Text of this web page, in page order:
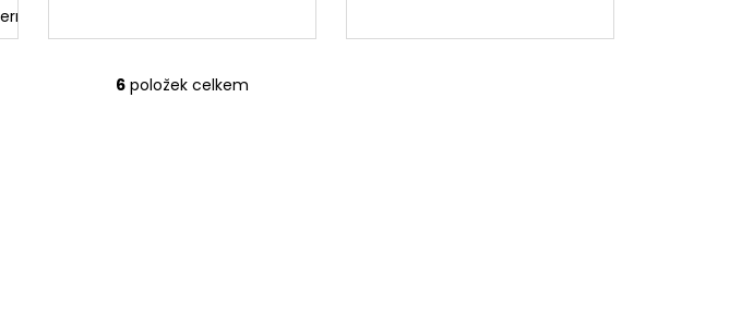
O
6 položek celkem